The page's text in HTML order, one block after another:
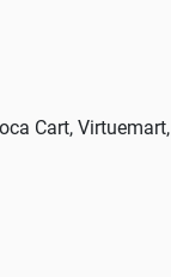
Cart, Virtuemart,